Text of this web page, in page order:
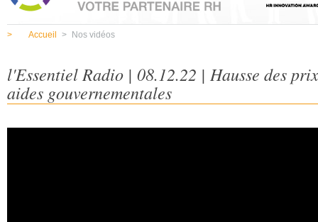
> Accueil > Nos vidéos
l'Essentiel Radio | 08.12.22 | Hausse des
aides gouvernementales